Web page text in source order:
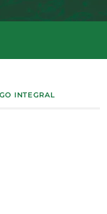
INTEGRAL